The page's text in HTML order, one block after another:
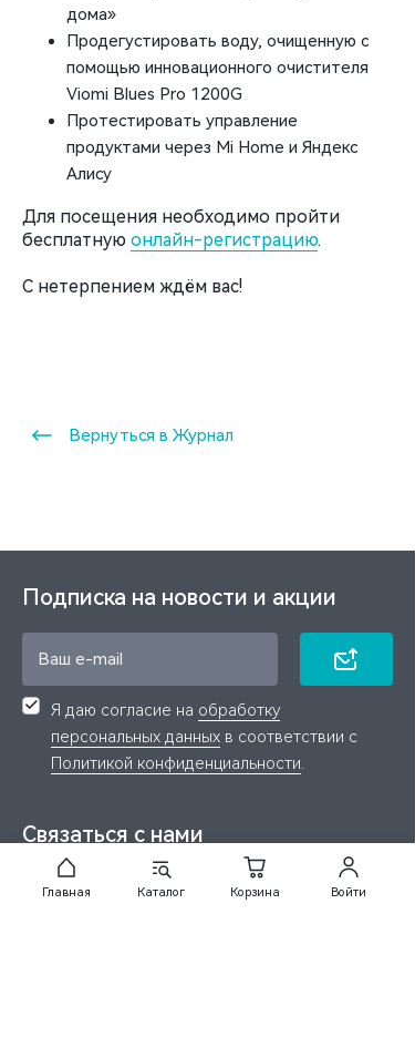
дома»
Продегустировать воду, очищенную с
помощью инновационного очистителя
Viomi Blues Pro 1200G
Протестировать управление
продуктами через Mi Home и Яндекс
Алису
Для посещения необходимо пройти
бесплатную онлайн-регистрацию.
С нетерпением ждём вас!
Вернуться в Журнал
Подписка на новости и акции
Я даю согласие на обработку
персональных данных в соответствии с
Политикой конфиденциальности.
Связаться с нами
+7 (499) 455-46-52
Главная Каталог Корзина Войти